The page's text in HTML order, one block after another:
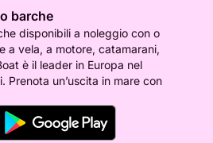
barche
disponibili a noleggio con o
a vela, a motore, catamarani,
è il leader in Europa nel
Prenota un’uscita in mare con